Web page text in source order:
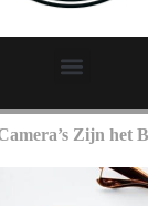
Zijn het